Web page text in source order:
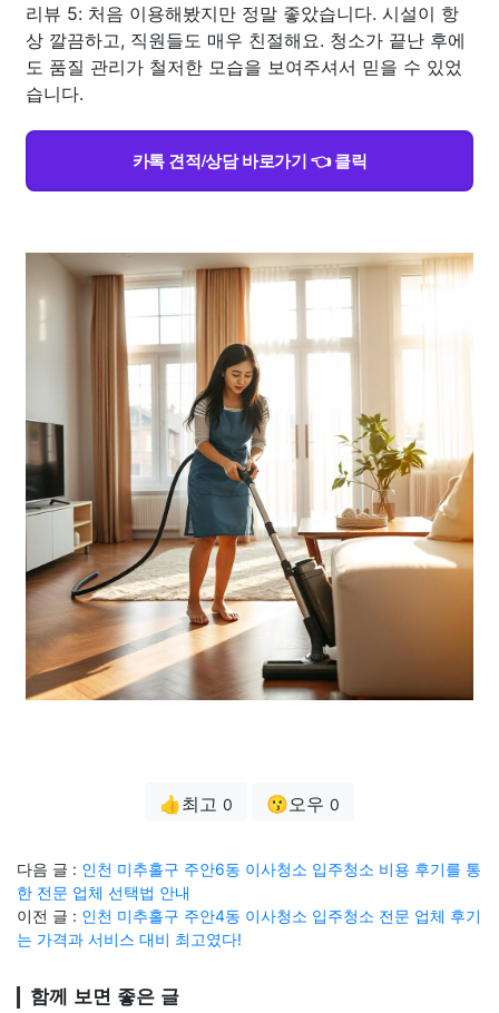
리뷰 5: 처음 이용해봤지만 정말 좋았습니다. 시설이 항
상 깔끔하고, 직원들도 매우 친절해요. 청소가 끝난 후에
도 품질 관리가 철저한 모습을 보여주셔서 믿을 수 있었
습니다.
카톡 견적/상담 바로가기 👈 클릭
👍최고 0 😗오우 0
다음 글 : 인천 미추홀구 주안6동 이사청소 입주청소 비용 후기를 통
한 전문 업체 선택법 안내
이전 글 : 인천 미추홀구 주안4동 이사청소 입주청소 전문 업체 후기
는 가격과 서비스 대비 최고였다!
함께 보면 좋은 글